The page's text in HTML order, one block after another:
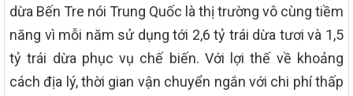
dừa Bến Tre nói Trung Quốc là thị trường vô cùng tiềm
năng vì mỗi năm sử dụng tới 2,6 tỷ trái dừa tươi và 1,5
tỷ trái dừa phục vụ chế biến. Với lợi thế về khoảng
cách địa lý, thời gian vận chuyển ngắn với chi phí thấp